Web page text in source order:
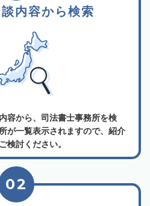
内容から検索
容から、司法書士事務所を検
が一覧表示されますので、紹介
検討ください。
02